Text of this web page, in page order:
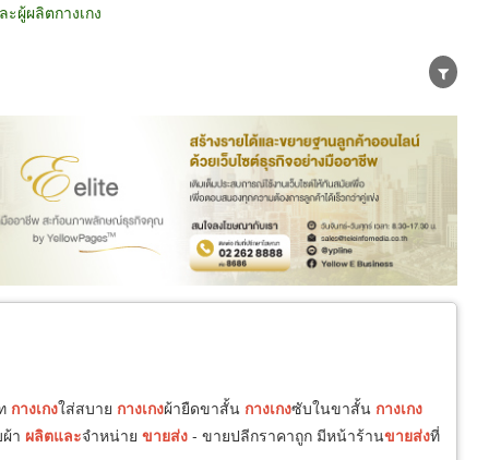
ผู้ผลิตกางเกง
าย ผู้ส่งออก/นำเข้า ธุรกิจบริการ
กางเกงใส่สบาย กางเกงผ้ายืดขาสั้น กางเกงซับในขาสั้น กางเกง
า ผลิตและจำหน่าย ขายส่ง - ขายปลีกราคาถูก มีหน้าร้านขายส่งที่